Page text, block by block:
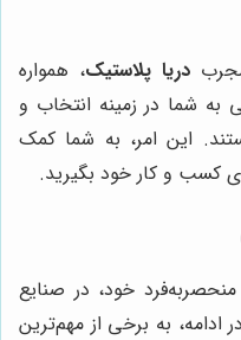
دریا پلاستیک، همواره
به شما در زمینه انتخاب و
این امر، به شما کمک
کسب و کار خود بگیرید.
خود، در صنایع
ادامه، به برخی از مهم‌ترین